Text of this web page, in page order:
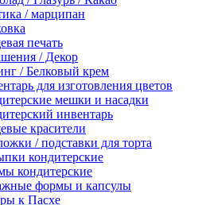
/ марципан
печать
/ Декор
/ Белковый крем
для изготовления цветов
мешки и насадки
инвентарь
красители
/ подставки для торта
кондитерские
кондитерские
формы и капсулы
к Пасхе